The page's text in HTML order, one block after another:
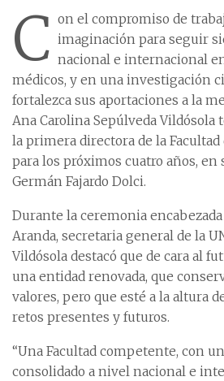
C on el compromiso de
imaginación para seguir
nacional e internacional
médicos, y en una investigación
fortalezca sus aportaciones a la
Ana Carolina Sepúlveda Vildósola
la primera directora de la Facultad
para los próximos cuatro años,
Germán Fajardo Dolci.
Durante la ceremonia
Aranda, secretaria general de la
Vildósola destacó que de cara al
una entidad renovada, que
valores, pero que esté a la altura
retos presentes y futuros.
“Una Facultad competente, con
consolidado a nivel nacional e